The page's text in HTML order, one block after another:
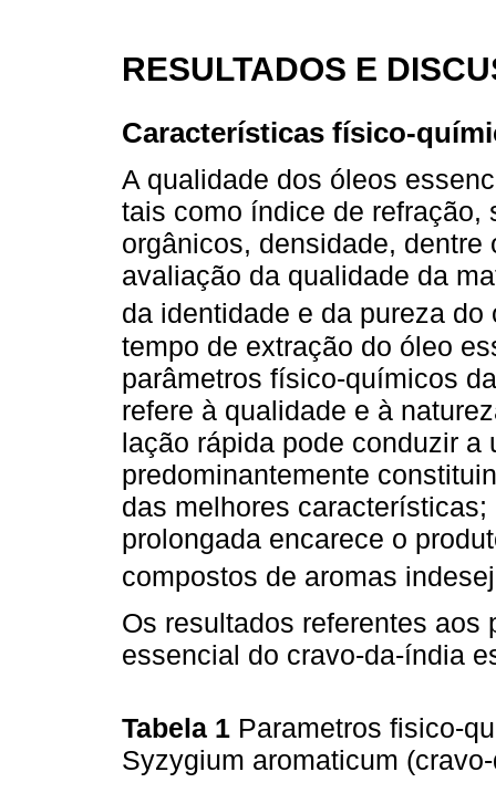
RESULTADOS E
Características físico-
A qualidade dos óleos
tais como índice de refração,
orgânicos, densidade,
avaliação da qualidade da
da identidade e da pureza
tempo de extração do óleo
parâmetros físico-químicos
refere à qualidade e à
lação rápida pode conduzir a
predominantemente
das melhores
prolongada encarece o
compostos de aromas
Os resultados referentes
essencial do cravo-da-índia
Tabela 1 Parametros fisico-
Syzygium aromaticum